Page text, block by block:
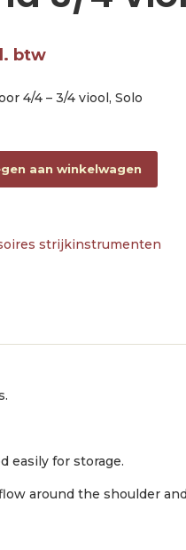
btw
4/4 – 3/4 viool, Solo
for 4/4 and 3/4 violins
aan winkelwagen
strijkinstrumenten
easily for storage.
around the shoulder